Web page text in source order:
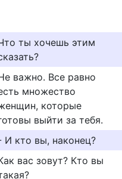
ты хочешь этим
важно. Все равно
множество
которые
выйти за тебя.
И кто вы, наконец?
вас зовут? Кто вы